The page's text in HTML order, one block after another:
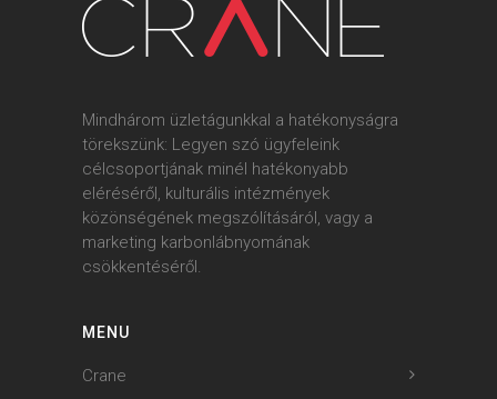
Mindhárom üzletágunkkal a hatékonyságra
törekszünk: Legyen szó ügyfeleink
célcsoportjának minél hatékonyabb
eléréséről, kulturális intézmények
közönségének megszólításáról, vagy a
marketing karbonlábnyomának
csökkentéséről.
MENU
Crane